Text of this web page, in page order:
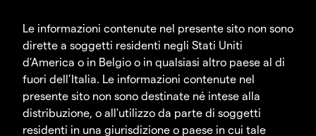
Le informazioni contenute nel presente sito non sono
dirette a soggetti residenti negli Stati Uniti
d'America o in Belgio o in qualsiasi altro paese al di
fuori dell’Italia. Le informazioni contenute nel
presente sito non sono destinate né intese alla
distribuzione, o all'utilizzo da parte di soggetti
residenti in una giurisdizione o paese in cui tale